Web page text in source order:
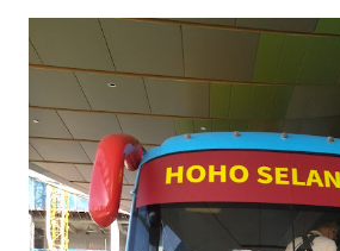
berasingan. Kini, Anugerah Telenovela
tahunan yang berprestij bagi mengiktiraf
warga industri seni kreatif tempatan yang
karya berkualiti tinggi dan berpotensi
di peringkat global. Ini bertepatan
Lumpur sebagai Ibu Kota Buku Dunia oleh
UNESCO – Kuala Lumpur World Book